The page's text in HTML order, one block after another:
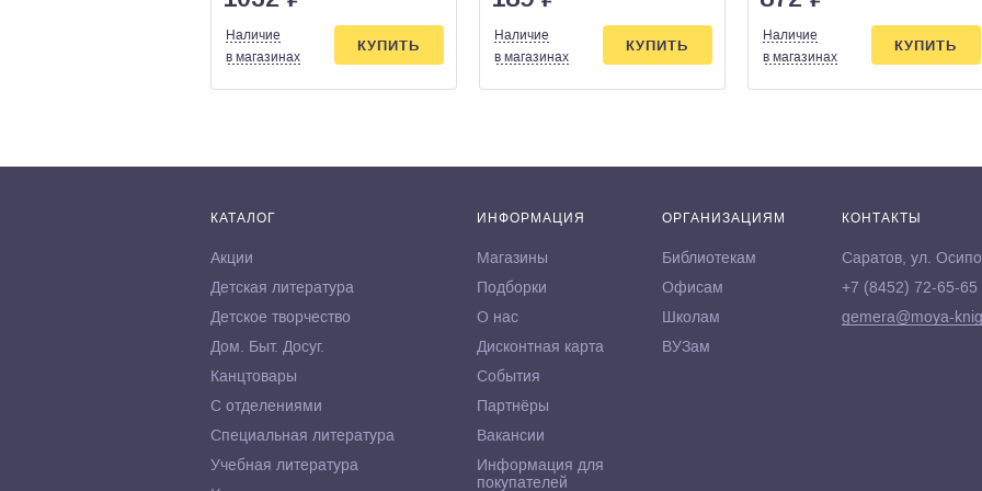
Наличие
в магазинах
КУПИТЬ
Наличие
в магазинах
КУПИТЬ
Наличие
в магазинах
КУПИТЬ
КАТАЛОГ
Акции
Детская литература
Детское творчество
Дом. Быт. Досуг.
Канцтовары
С отделениями
Специальная литература
Учебная литература
ИНФОРМАЦИЯ
Магазины
Подборки
О нас
Дисконтная карта
События
Партнёры
Вакансии
Информация для
покупателей
ОРГАНИЗАЦИЯМ
Библиотекам
Офисам
Школам
ВУЗам
КОНТАКТЫ
Саратов, ул.
+7 (8452) 72-65-65
gemera@moya-